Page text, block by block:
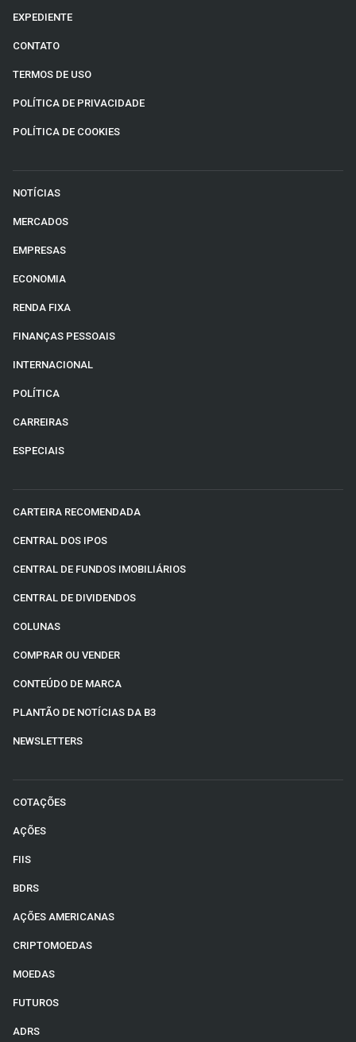
EXPEDIENTE
CONTATO
TERMOS DE USO
POLÍTICA DE PRIVACIDADE
POLÍTICA DE COOKIES
NOTÍCIAS
MERCADOS
EMPRESAS
ECONOMIA
RENDA FIXA
FINANÇAS PESSOAIS
INTERNACIONAL
POLÍTICA
CARREIRAS
ESPECIAIS
CARTEIRA RECOMENDADA
CENTRAL DOS IPOS
CENTRAL DE FUNDOS IMOBILIÁRIOS
CENTRAL DE DIVIDENDOS
COLUNAS
COMPRAR OU VENDER
CONTEÚDO DE MARCA
PLANTÃO DE NOTÍCIAS DA B3
NEWSLETTERS
COTAÇÕES
AÇÕES
FIIS
BDRS
AÇÕES AMERICANAS
CRIPTOMOEDAS
MOEDAS
FUTUROS
ADRS